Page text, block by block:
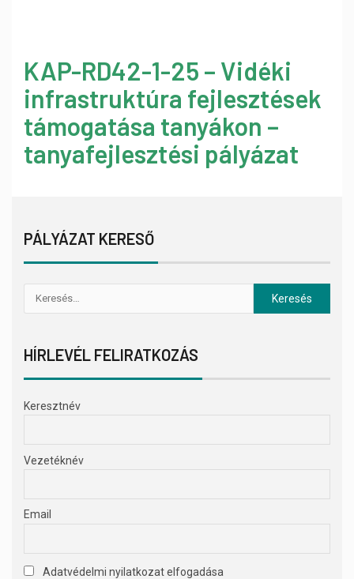
KAP-RD42-1-25 – Vidéki
infrastruktúra fejlesztések
támogatása tanyákon –
tanyafejlesztési pályázat
PÁLYÁZAT KERESŐ
HÍRLEVÉL FELIRATKOZÁS
Keresztnév
Vezetéknév
Email
Adatvédelmi nyilatkozat elfogadása